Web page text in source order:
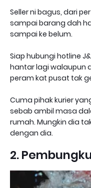
Seller ni bagus, dari
sampai barang dah
sampai ke belum.
Siap hubungi hotline
hantar lagi walaupun
peram kat pusat tak
Cuma pihak kurier
sebab ambil masa
rumah. Mungkin dia
dengan dia.
2.